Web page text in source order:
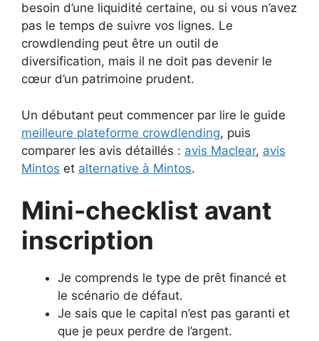
besoin d’une liquidité certaine, ou si vous n’avez
pas le temps de suivre vos lignes. Le
crowdlending peut être un outil de
diversification, mais il ne doit pas devenir le
cœur d’un patrimoine prudent.
Un débutant peut commencer par lire le guide
meilleure plateforme crowdlending, puis
comparer les avis détaillés : avis Maclear, avis
Mintos et alternative à Mintos.
Mini-checklist avant
inscription
Je comprends le type de prêt financé et
le scénario de défaut.
Je sais que le capital n’est pas garanti et
que je peux perdre de l’argent.